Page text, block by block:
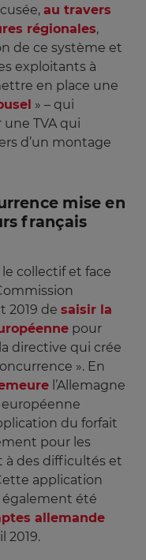
au travers
régionales,
de ce système et
exploitants à
en place une
» – qui
TVA qui
d’un montage
mise en
français
collectif et face
2019 de saisir la
pour
directive qui crée
». En
l’Allemagne
du forfait
pour les
à des difficultés et
application
également été
allemande
2019.